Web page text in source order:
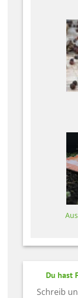
Du hast
Schreib